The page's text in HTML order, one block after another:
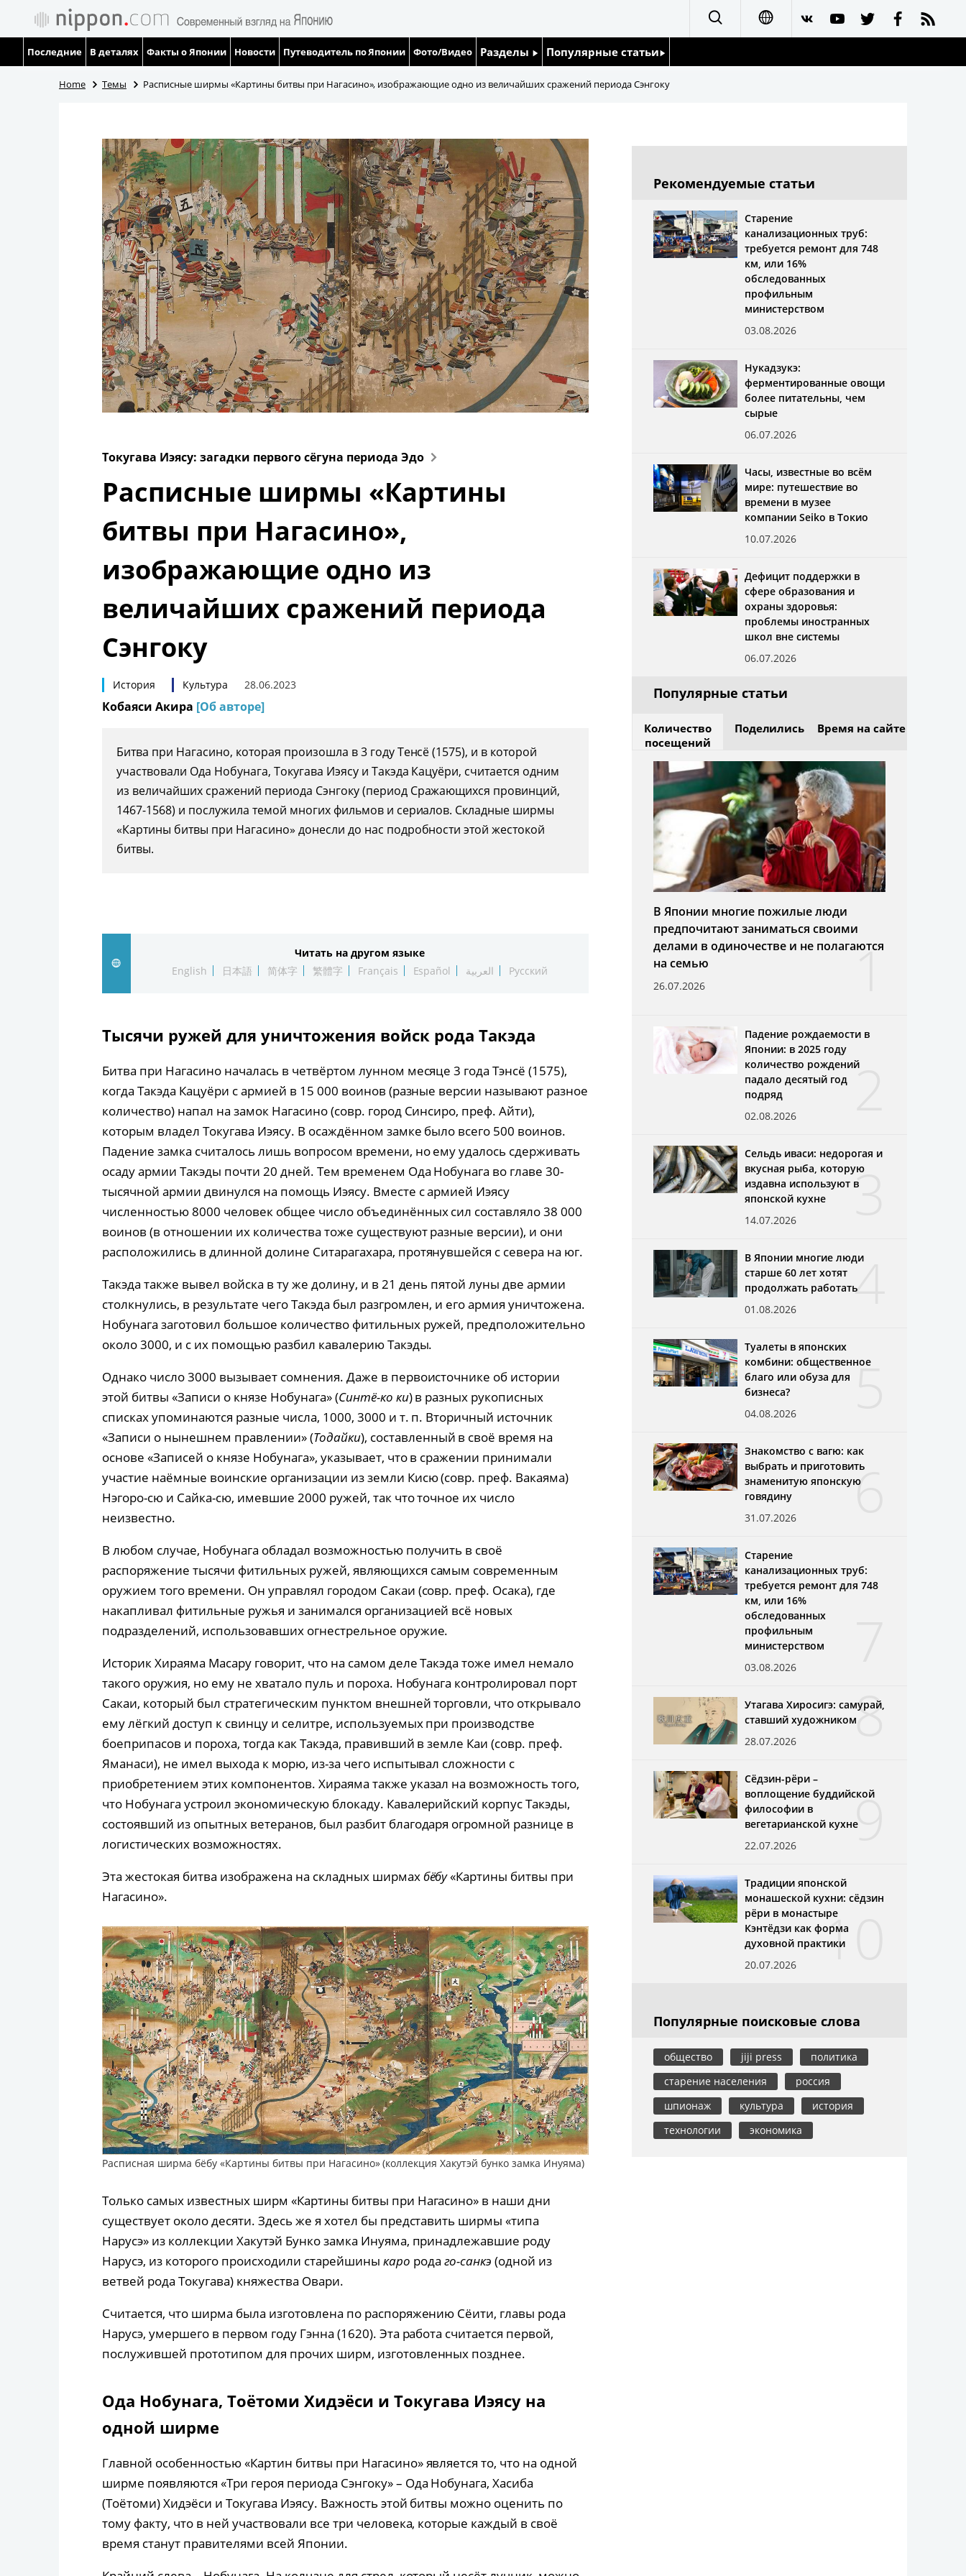
Español
العربية
Последние В деталях Факты о Японии Новости Путеводитель по Японии Фото/Видео Разделы
Люди
Политика
Экономика
Общество
Культура
Жизнь
Технологии
Токио
От редакции
Популярные статьи
Японский язык
Семья
Еда и напитки
Home Темы Расписные ширмы «Картины битвы при Нагасино», изображающие одно из величайших сражений периода Сэнгоку
Токугава Иэясу: загадки первого сёгуна периода Эдо
Расписные ширмы «Картины
битвы при Нагасино»,
изображающие одно из
величайших сражений периода
Сэнгоку
История Культура 28.06.2023
Кобаяси Акира [Об авторе]
Битва при Нагасино, которая произошла в 3 году Тенсё (1575), и в которой
участвовали Ода Нобунага, Токугава Иэясу и Такэда Кацуёри, считается одним
из величайших сражений периода Сэнгоку (период Сражающихся провинций,
1467-1568) и послужила темой многих фильмов и сериалов. Складные ширмы
«Картины битвы при Нагасино» донесли до нас подробности этой жестокой
битвы.
Читать на другом языке
English
日本語 简体字 繁體字 Français Español العربية Русский
Тысячи ружей для уничтожения войск рода Такэда
Битва при Нагасино началась в четвёртом лунном месяце 3 года Тэнсё (1575),
когда Такэда Кацуёри с армией в 15 000 воинов (разные версии называют разное
количество) напал на замок Нагасино (совр. город Синсиро, преф. Айти),
которым владел Токугава Иэясу. В осаждённом замке было всего 500 воинов.
Падение замка считалось лишь вопросом времени, но ему удалось сдерживать
осаду армии Такэды почти 20 дней. Тем временем Ода Нобунага во главе 30-
тысячной армии двинулся на помощь Иэясу. Вместе с армией Иэясу
численностью 8000 человек общее число объединённых сил составляло 38 000
воинов (в отношении их количества тоже существуют разные версии), и они
расположились в длинной долине Ситарагахара, протянувшейся с севера на юг.
Такэда также вывел войска в ту же долину, и в 21 день пятой луны две армии
столкнулись, в результате чего Такэда был разгромлен, и его армия уничтожена.
Нобунага заготовил большое количество фитильных ружей, предположительно
около 3000, и с их помощью разбил кавалерию Такэды.
Однако число 3000 вызывает сомнения. Даже в первоисточнике об истории
этой битвы «Записи о князе Нобунага» (Синтё-ко ки) в разных рукописных
списках упоминаются разные числа, 1000, 3000 и т. п. Вторичный источник
«Записи о нынешнем правлении» (Тодайки), составленный в своё время на
основе «Записей о князе Нобунага», указывает, что в сражении принимали
участие наёмные воинские организации из земли Кисю (совр. преф. Вакаяма)
Нэгоро-сю и Сайка-сю, имевшие 2000 ружей, так что точное их число
неизвестно.
В любом случае, Нобунага обладал возможностью получить в своё
распоряжение тысячи фитильных ружей, являющихся самым современным
оружием того времени. Он управлял городом Сакаи (совр. преф. Осака), где
накапливал фитильные ружья и занимался организацией всё новых
подразделений, использовавших огнестрельное оружие.
Историк Хираяма Масару говорит, что на самом деле Такэда тоже имел немало
такого оружия, но ему не хватало пуль и пороха. Нобунага контролировал порт
Сакаи, который был стратегическим пунктом внешней торговли, что открывало
ему лёгкий доступ к свинцу и селитре, используемых при производстве
боеприпасов и пороха, тогда как Такэда, правивший в земле Каи (совр. преф.
Яманаси), не имел выхода к морю, из-за чего испытывал сложности с
приобретением этих компонентов. Хираяма также указал на возможность того,
что Нобунага устроил экономическую блокаду. Кавалерийский корпус Такэды,
состоявший из опытных ветеранов, был разбит благодаря огромной разнице в
логистических возможностях.
Эта жестокая битва изображена на складных ширмахбёбу«Картины битвы при
Нагасино».
Расписная ширма бёбу «Картины битвы при Нагасино» (коллекция Хакутэй бунко замка Инуяма)
Только самых известных ширм «Картины битвы при Нагасино» в наши дни
существует около десяти. Здесь же я хотел бы представить ширмы «типа
Нарусэ» из коллекции Хакутэй Бунко замка Инуяма, принадлежавшие роду
Нарусэ, из которого происходили старейшины каро рода го-санкэ (одной из
ветвей рода Токугава) княжества Овари.
Считается, что ширма была изготовлена по распоряжению Сёити, главы рода
Нарусэ, умершего в первом году Гэнна (1620). Эта работа считается первой,
послужившей прототипом для прочих ширм, изготовленных позднее.
Ода Нобунага, Тоётоми Хидэёси и Токугава Иэясу на
одной ширме
Главной особенностью «Картин битвы при Нагасино» является то, что на одной
ширме появляются «Три героя периода Сэнгоку» – Ода Нобунага, Хасиба
(Тоётоми) Хидэёси и Токугава Иэясу. Важность этой битвы можно оценить по
тому факту, что в ней участвовали все три человека, которые каждый в своё
время станут правителями всей Японии.
Рекомендуемые статьи
Старение
канализационных труб:
требуется ремонт для 748
км, или 16%
обследованных
профильным
министерством
03.08.2026
Нукадзукэ:
ферментированные овощи
более питательны, чем
сырые
06.07.2026
Часы, известные во всём
мире: путешествие во
времени в музее
компании Seiko в Токио
10.07.2026
Дефицит поддержки в
сфере образования и
охраны здоровья:
проблемы иностранных
школ вне системы
06.07.2026
Популярные статьи
Количество
посещений
Поделились Время на сайте
1
В Японии многие пожилые люди
предпочитают заниматься своими
делами в одиночестве и не полагаются
на семью
26.07.2026
2
Падение рождаемости в
Японии: в 2025 году
количество рождений
падало десятый год
подряд
02.08.2026
3
Сельдь иваси: недорогая и
вкусная рыба, которую
издавна используют в
японской кухне
14.07.2026
4
В Японии многие люди
старше 60 лет хотят
продолжать работать
01.08.2026
5
Туалеты в японских
комбини: общественное
благо или обуза для
бизнеса?
04.08.2026
6
Знакомство с вагю: как
выбрать и приготовить
знаменитую японскую
говядину
31.07.2026
Старение
канализационных труб:
требуется ремонт для 748
км, или 16%
обследованных
профильным
министерством
03.08.2026
8
Утагава Хиросигэ: самурай,
ставший художником
28.07.2026
9
Сёдзин-рёри –
воплощение буддийской
философии в
вегетарианской кухне
22.07.2026
10
Традиции японской
монашеской кухни: сёдзин
рёри в монастыре
Кэнтёдзи как форма
духовной практики
20.07.2026
Популярные поисковые слова
общество jiji press
политика
старение населения
россия
шпионаж
культура
история
технологии
экономика